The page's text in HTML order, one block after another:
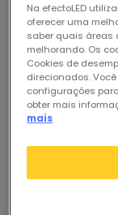
Na efectoLED
oferecer uma
saber quais áreas
melhorando. Os
Cookies de
direcionados.
configurações
obter mais
mais